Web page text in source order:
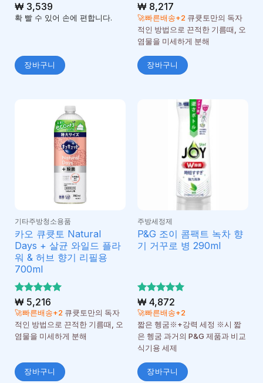
₩3,539
확 빨 수 있어 손에 편합니다.
장바구니
5 중에서
5로 평가
됨
₩8,217
🚀빠른배송+2 큐큣토만의 독자
적인 방법으로 끈적한 기름때, 오
염물을 미세하게 분해
장바구니
기타주방청소용품
카오 큐큣토 Natural
Days + 살균 와일드 플라
워 & 허브 향기 리필용
700ml
5 중에서
5로 평가
됨
₩5,216
🚀빠른배송+2큐큣토만의 독자
적인 방법으로 끈적한 기름때, 오
염물을 미세하게 분해
장바구니
주방세정제
P&G 조이 콤팩트 녹차 향
기 거꾸로 병 290ml
5 중에서
5로 평가
됨
₩4,872
🚀빠른배송+2
짧은 헹굼※+강력 세정 ※시 짧
은 헹굼 과거의 P&G 제품과 비교
식기용 세제
장바구니